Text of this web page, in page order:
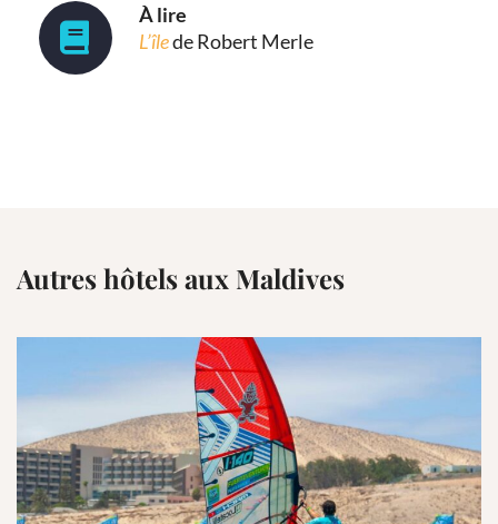
À lire
L’îlede Robert Merle
Autres hôtels aux Maldives